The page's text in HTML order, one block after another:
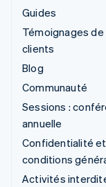
Guides
Témoignages de
clients
Blog
Communauté
Sessions :
annuelle
Confidentialité et
conditions
Activités